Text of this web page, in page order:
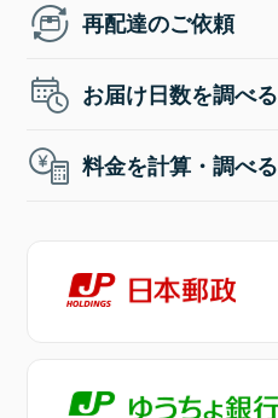
再配達のご依頼
お届け日数を調べる
料金を計算・調べる